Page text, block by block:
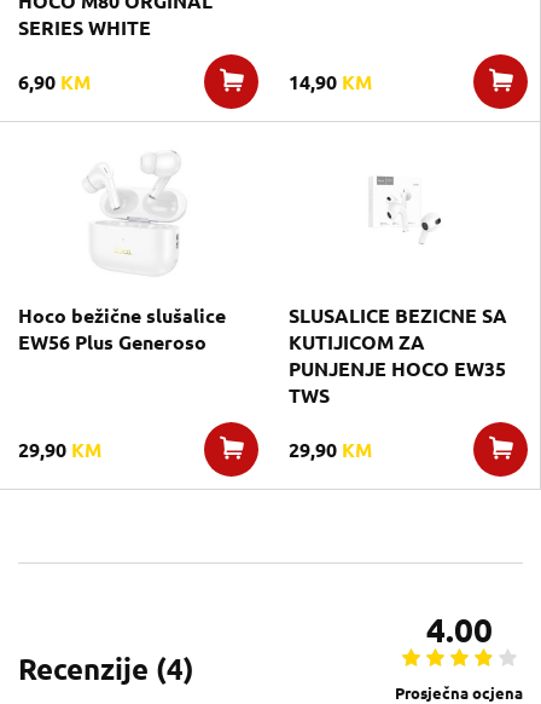
SERIES WHITE
6,90 KM 14,90 KM
Hoco bežične slušalice
EW56 Plus Generoso
29,90 KM
SLUSALICE BEZICNE SA
KUTIJICOM ZA
PUNJENJE HOCO EW35
TWS
29,90 KM
Recenzije (4)
4.00
Prosječna ocjena